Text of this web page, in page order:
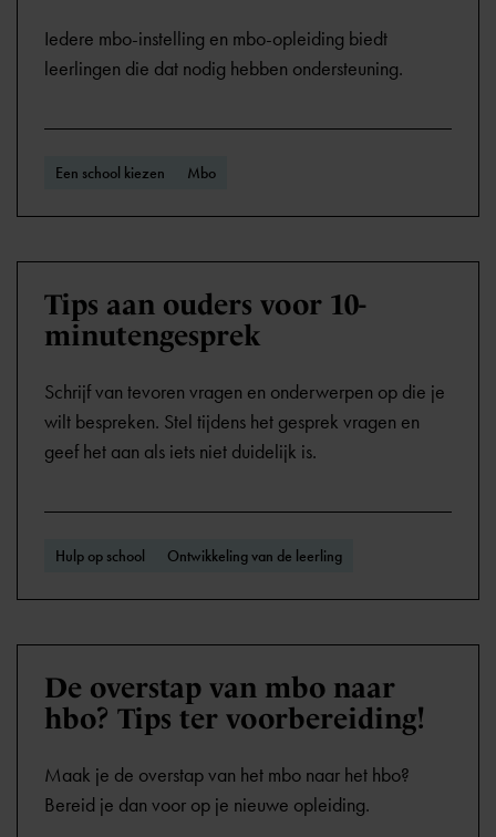
Iedere mbo-instelling en mbo-opleiding biedt
leerlingen die dat nodig hebben ondersteuning.
Een school kiezen Mbo
Tips aan ouders voor 10-
minutengesprek
Schrijf van tevoren vragen en onderwerpen op die je
wilt bespreken. Stel tijdens het gesprek vragen en
geef het aan als iets niet duidelijk is.
Hulp op school Ontwikkeling van de leerling
De overstap van mbo naar
hbo? Tips ter voorbereiding!
Maak je de overstap van het mbo naar het hbo?
Bereid je dan voor op je nieuwe opleiding.